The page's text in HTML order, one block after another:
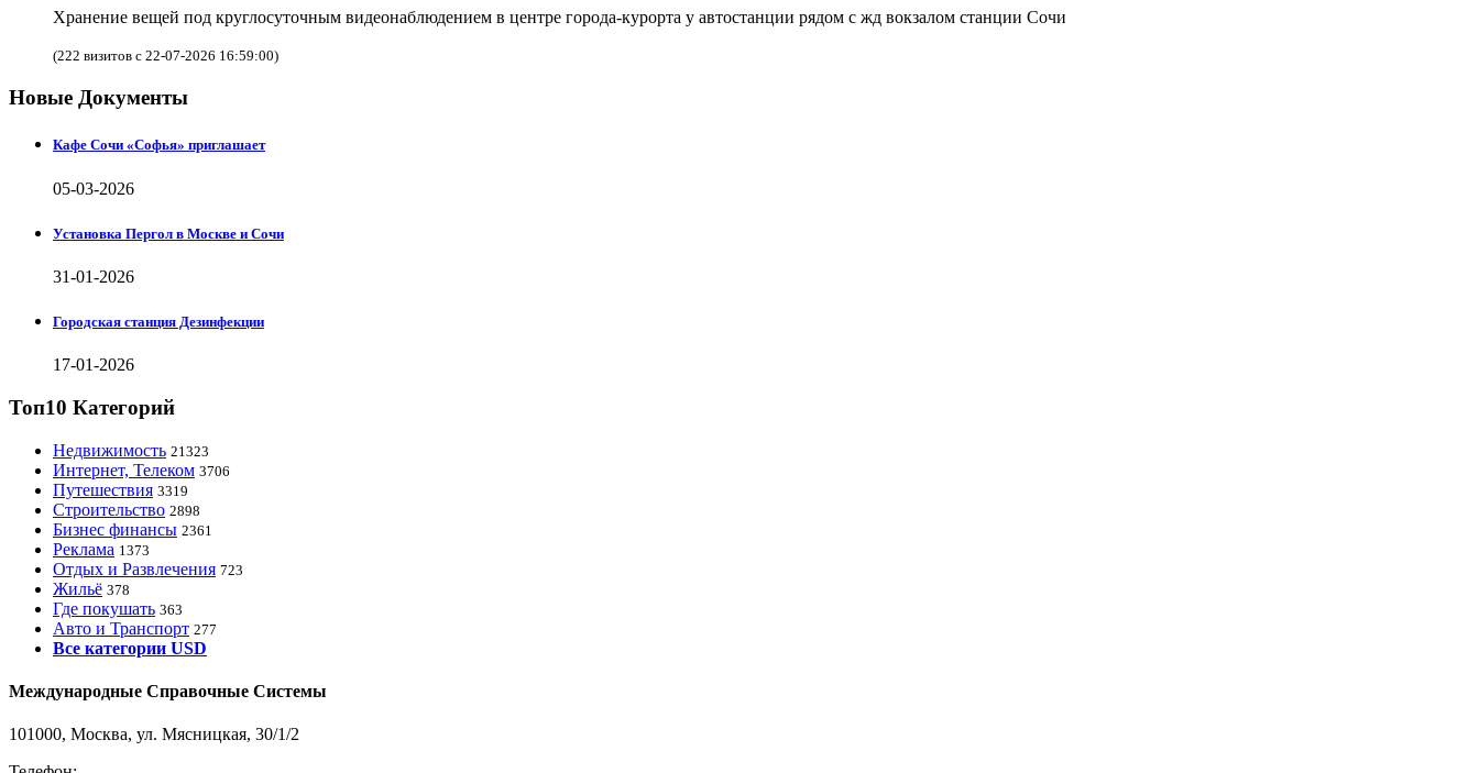
Хранение вещей под круглосуточным видеонаблюдением в центре города-курорта у автостанции рядом с жд вокзалом станции Сочи
(222 визитов с 22-07-2026 16:59:00)
Новые Документы
Кафе Сочи «Софья» приглашает
05-03-2026
Установка Пергол в Москве и Сочи
31-01-2026
Городская станция Дезинфекции
17-01-2026
Топ10 Категорий
Недвижимость 21323
Интернет, Телеком 3706
Путешествия 3319
Строительство 2898
Бизнес финансы 2361
Реклама 1373
Отдых и Развлечения 723
Жильё 378
Где покушать 363
Авто и Транспорт 277
Все категории USD
Международные Справочные Системы
101000, Москва, ул. Мясницкая, 30/1/2